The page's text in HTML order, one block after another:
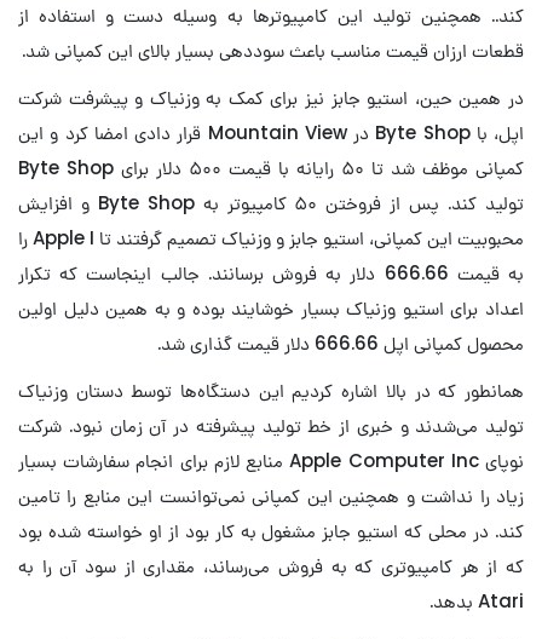
کند.. همچنین تولید این کامپیوترها به وسیله دست و استفاده از
قطعات ارزان قیمت مناسب باعث سوددهی بسیار بالای این کمپانی شد.
در همین حین، استیو جابز نیز برای کمک به وزنیاک و پیشرفت شرکت
اپل، با Byte Shop در Mountain View قرار دادی امضا کرد و این
کمپانی موظف شد تا ۵۰ رایانه با قیمت ۵۰۰ دلار برای Byte Shop
تولید کند. پس از فروختن ۵۰ کامپیوتر به Byte Shop و افزایش
محبوبیت این کمپانی، استیو جابز و وزنیاک تصمیم گرفتند تا Apple I را
به قیمت 666.66 دلار به فروش برسانند. جالب اینجاست که تکرار
اعداد برای استیو وزنیاک بسیار خوشایند بوده و به همین دلیل اولین
محصول کمپانی اپل 666.66 دلار قیمت گذاری شد.
همانطور که در بالا اشاره کردیم این دستگاه‌ها توسط دستان وزنیاک
تولید می‌شدند و خبری از خط تولید پیشرفته در آن زمان نبود. شرکت
نوپای Apple Computer Inc منابع لازم برای انجام سفارشات بسیار
زیاد را نداشت و همچنین این کمپانی نمی‌توانست این منابع را تامین
کند. در محلی که استیو جابز مشغول به کار بود از او خواسته شده بود
که از هر کامپیوتری که به فروش می‌رساند، مقداری از سود آن را به
Atari بدهد.